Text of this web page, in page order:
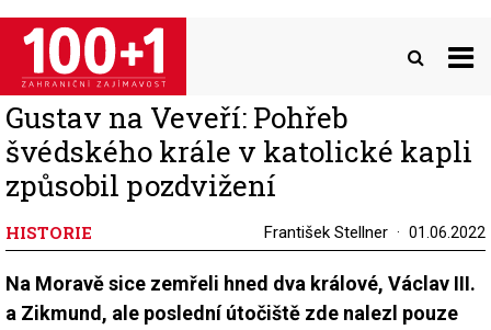
Přejít
hlavnímu
obsahu
Gustav na Veveří: Pohřeb
švédského krále v katolické kapli
způsobil pozdvižení
HISTORIE František Stellner 01.06.2022
Na Moravě sice zemřeli hned dva králové, Václav III.
a Zikmund, ale poslední útočiště zde nalezl pouze